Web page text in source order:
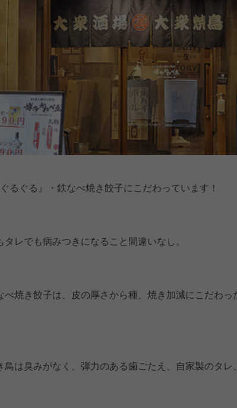
ぐる』・鉄なべ焼き餃子にこだわっています！
レでも病みつきになること間違いなし。
焼き餃子は、皮の厚さから種、焼き加減にこだわっ
は臭みがなく、弾力のある歯ごたえ、自家製のタレ